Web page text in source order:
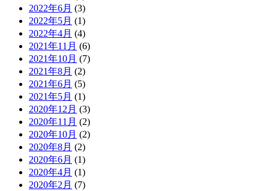
2022年6月 (3)
2022年5月 (1)
2022年4月 (4)
2021年11月 (6)
2021年10月 (7)
2021年8月 (2)
2021年6月 (5)
2021年5月 (1)
2020年12月 (3)
2020年11月 (2)
2020年10月 (2)
2020年8月 (2)
2020年6月 (1)
2020年4月 (1)
2020年2月 (7)